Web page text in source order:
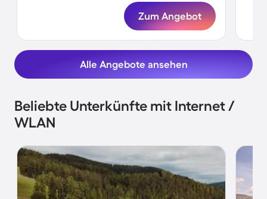
Zum Angebot
Alle Angebote ansehen
Beliebte Unterkünfte mit Internet /
WLAN